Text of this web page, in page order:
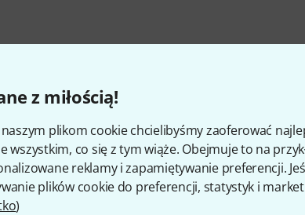
z miłością!
naszym plikom cookie chcielibyśmy zaoferować
wszystkim, co się z tym wiąże. Obejmuje to na
reklamy i zapamiętywanie preferencji.
plików cookie do preferencji, statystyk i
)
Numer artykułu
Level Of Difficulty
With Tabs
With Text